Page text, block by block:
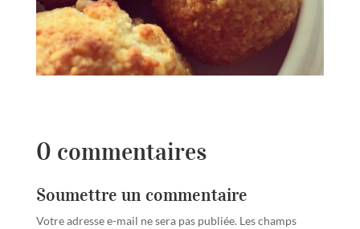
0 commentaires
Soumettre un commentaire
Votre adresse e-mail ne sera pas publiée. Les champs